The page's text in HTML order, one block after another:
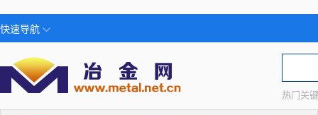
快速导航
热门关